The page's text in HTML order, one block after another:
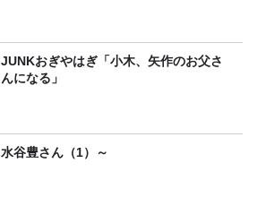
JUNKおぎやはぎ「小木、矢作のお父さ
んになる」
水谷豊さん（1）～